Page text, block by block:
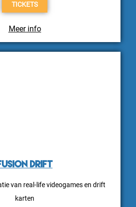
TICKETS
Meer info
Drift
van real-life videogames en drift
karten